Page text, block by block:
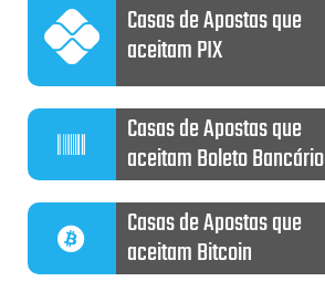
Casas de Apostas que
aceitam PIX
Casas de Apostas que
aceitam Boleto Bancário
Casas de Apostas que
aceitam Bitcoin